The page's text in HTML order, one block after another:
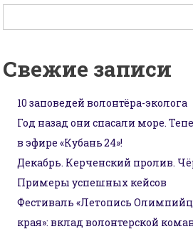
по
записям
Свежие записи
10 заповедей волонтёра-эколога
Год назад они спасали море.
в эфире «Кубань 24»!
Декабрь. Керченский пролив.
Примеры успешных кейсов
Фестиваль «Летопись
края»: вклад волонтерской